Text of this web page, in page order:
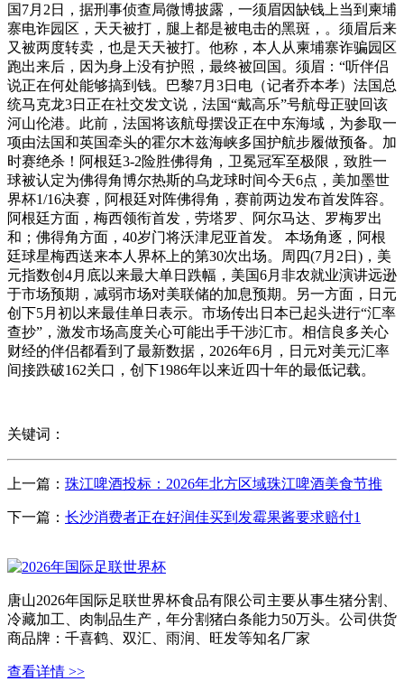
国7月2日，据刑事侦查局微博披露，一须眉因缺钱上当到柬埔
寨电诈园区，天天被打，腿上都是被电击的黑斑，。须眉后来
又被两度转卖，也是天天被打。他称，本人从柬埔寨诈骗园区
跑出来后，因为身上没有护照，最终被回国。须眉：“听伴侣
说正在何处能够搞到钱。巴黎7月3日电（记者乔本孝）法国总
统马克龙3日正在社交发文说，法国“戴高乐”号航母正驶回该
河山伦港。此前，法国将该航母摆设正在中东海域，为参取一
项由法国和英国牵头的霍尔木兹海峡多国护航步履做预备。加
时赛绝杀！阿根廷3-2险胜佛得角，卫冕冠军至极限，致胜一
球被认定为佛得角博尔热斯的乌龙球时间今天6点，美加墨世
界杯1/16决赛，阿根廷对阵佛得角，赛前两边发布首发阵容。
阿根廷方面，梅西领衔首发，劳塔罗、阿尔马达、罗梅罗出
和；佛得角方面，40岁门将沃津尼亚首发。 本场角逐，阿根
廷球星梅西送来本人界杯上的第30次出场。周四(7月2日)，美
元指数创4月底以来最大单日跌幅，美国6月非农就业演讲远逊
于市场预期，减弱市场对美联储的加息预期。另一方面，日元
创下5月初以来最佳单日表示。市场传出日本已起头进行“汇率
查抄”，激发市场高度关心可能出手干涉汇市。相信良多关心
财经的伴侣都看到了最新数据，2026年6月，日元对美元汇率
间接跌破162关口，创下1986年以来近四十年的最低记载。
关键词：
上一篇： 珠江啤酒投标：2026年北方区域珠江啤酒美食节推
下一篇： 长沙消费者正在好润佳买到发霉果酱要求赔付1
唐山2026年国际足联世界杯食品有限公司主要从事生猪分割、
冷藏加工、肉制品生产，年分割猪白条能力50万头。公司供货
商品牌：千喜鹤、双汇、雨润、旺发等知名厂家
查看详情 >>